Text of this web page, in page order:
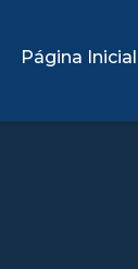
Página Inicial